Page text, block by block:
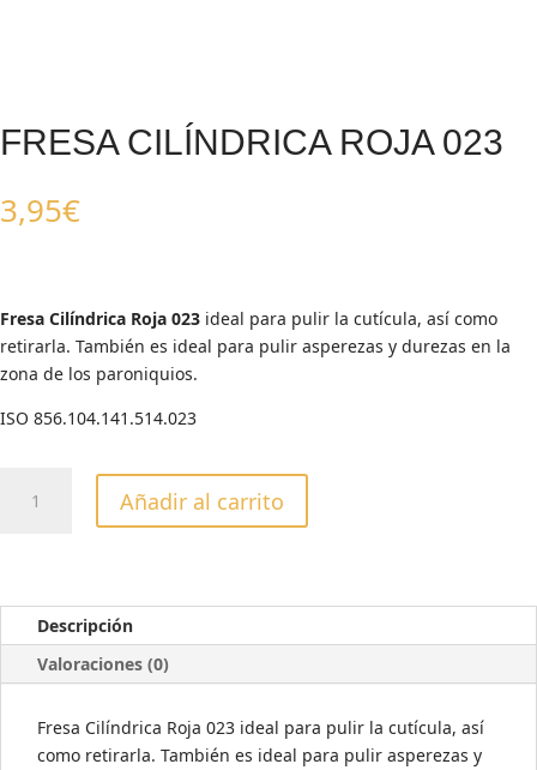
FRESA CILÍNDRICA ROJA 023
3,95€
Fresa Cilíndrica Roja 023 ideal para pulir la cutícula, así como
retirarla. También es ideal para pulir asperezas y durezas en la
zona de los paroniquios.
ISO 856.104.141.514.023
CILÍNDRICA
Añadir al carrito
Descripción
Valoraciones (0)
Fresa Cilíndrica Roja 023 ideal para pulir la cutícula, así
como retirarla. También es ideal para pulir asperezas y